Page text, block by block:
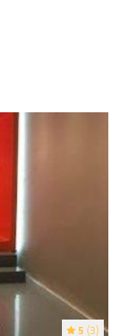
5 (3)